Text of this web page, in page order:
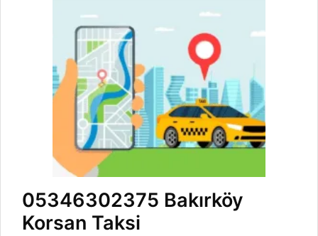
05346302375 Bakırköy
Korsan Taksi